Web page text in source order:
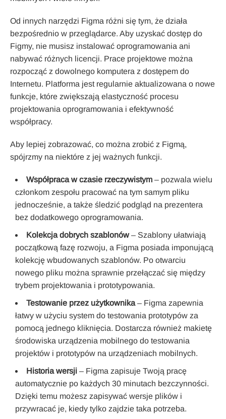
Od innych narzędzi Figma różni się tym, że działa
bezpośrednio w przeglądarce. Aby uzyskać dostęp do
Figmy, nie musisz instalować oprogramowania ani
nabywać różnych licencji. Prace projektowe można
rozpocząć z dowolnego komputera z dostępem do
Internetu. Platforma jest regularnie aktualizowana o nowe
funkcje, które zwiększają elastyczność procesu
projektowania oprogramowania i efektywność
współpracy.
Aby lepiej zobrazować, co można zrobić z Figmą,
spójrzmy na niektóre z jej ważnych funkcji.
Współpraca w czasie rzeczywistym – pozwala wielu
członkom zespołu pracować na tym samym pliku
jednocześnie, a także śledzić podgląd na prezentera
bez dodatkowego oprogramowania.
Kolekcja dobrych szablonów– Szablony ułatwiają
początkową fazę rozwoju, a Figma posiada imponującą
kolekcję wbudowanych szablonów. Po otwarciu
nowego pliku można sprawnie przełączać się między
trybem projektowania i prototypowania.
Testowanie przez użytkownika– Figma zapewnia
łatwy w użyciu system do testowania prototypów za
pomocą jednego kliknięcia. Dostarcza również makietę
środowiska urządzenia mobilnego do testowania
projektów i prototypów na urządzeniach mobilnych.
Historia wersji – Figma zapisuje Twoją pracę
automatycznie po każdych 30 minutach bezczynności.
Dzięki temu możesz zapisywać wersje plików i
przywracać je, kiedy tylko zajdzie taka potrzeba.